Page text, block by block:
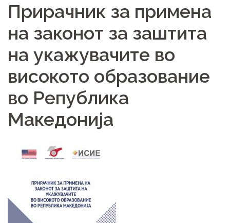
Прирачник за примена
на законот за заштита
на укажувачите во
високото образование
во Република
Македонија